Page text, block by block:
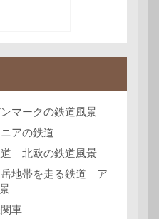
マークの鉄道風景
アの鉄道
北欧の鉄道風景
岳地帯を走る鉄道 ア
車